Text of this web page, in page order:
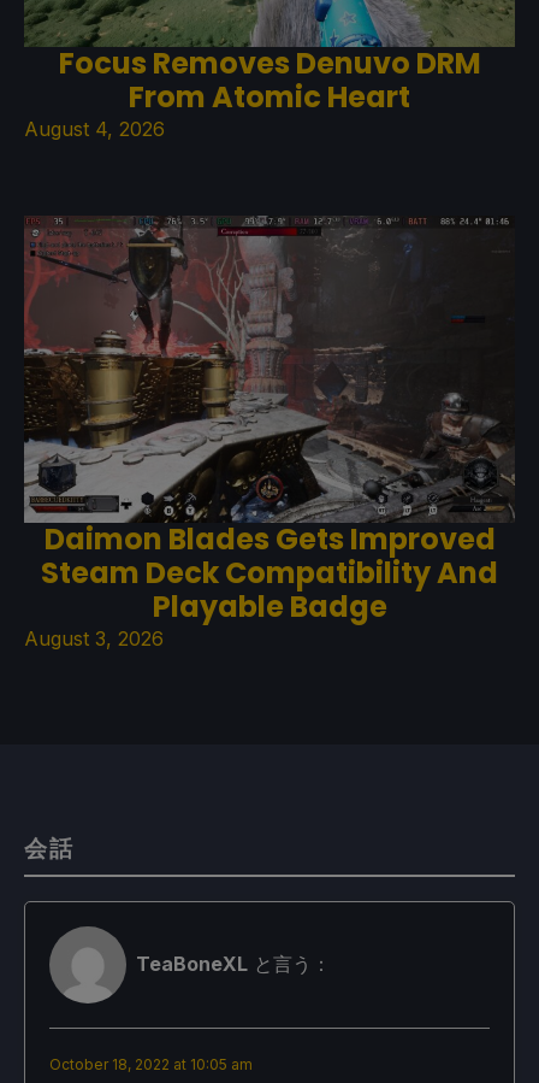
Focus Removes Denuvo DRM
From Atomic Heart
August 4, 2026
Daimon Blades Gets Improved
Steam Deck Compatibility And
Playable Badge
August 3, 2026
会話
TeaBoneXL と言う：
October 18, 2022 at 10:05 am